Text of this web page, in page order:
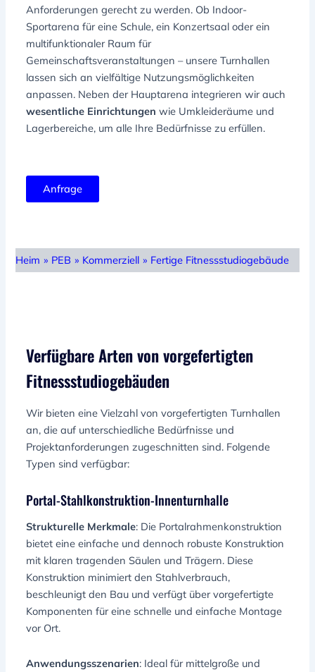
Anforderungen gerecht zu werden. Ob Indoor-
Sportarena für eine Schule, ein Konzertsaal oder ein
multifunktionaler Raum für
Gemeinschaftsveranstaltungen – unsere Turnhallen
lassen sich an vielfältige Nutzungsmöglichkeiten
anpassen. Neben der Hauptarena integrieren wir auch
wesentliche Einrichtungen wie Umkleideräume und
Lagerbereiche, um alle Ihre Bedürfnisse zu erfüllen.
Anfrage
Heim » PEB » Kommerziell » Fertige Fitnessstudiogebäude
Verfügbare Arten von vorgefertigten
Fitnessstudiogebäuden
Wir bieten eine Vielzahl von vorgefertigten Turnhallen
an, die auf unterschiedliche Bedürfnisse und
Projektanforderungen zugeschnitten sind. Folgende
Typen sind verfügbar:
Portal-Stahlkonstruktion-Innenturnhalle
Strukturelle Merkmale: Die Portalrahmenkonstruktion
bietet eine einfache und dennoch robuste Konstruktion
mit klaren tragenden Säulen und Trägern. Diese
Konstruktion minimiert den Stahlverbrauch,
beschleunigt den Bau und verfügt über vorgefertigte
Komponenten für eine schnelle und einfache Montage
vor Ort.
Anwendungsszenarien: Ideal für mittelgroße und